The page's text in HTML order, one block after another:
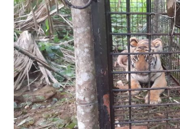
Situs Berita